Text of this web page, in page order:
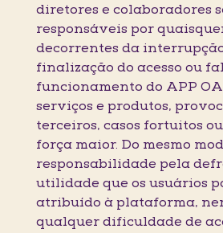
diretores e colaboradores
responsáveis por
decorrentes da
finalização do acesso ou
funcionamento do APP
serviços e produtos,
terceiros, casos fortuitos
força maior. Do mesmo
responsabilidade pela
utilidade que os usuários
atribuído à plataforma,
qualquer dificuldade de